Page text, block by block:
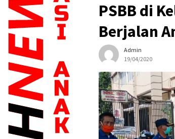
PSBB di
Berjalan
Admin
19/04/2020